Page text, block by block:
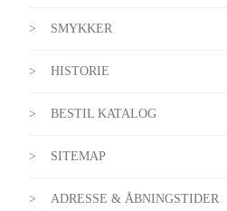
SMYKKER
HISTORIE
BESTIL KATALOG
SITEMAP
ADRESSE & ÅBNINGSTIDER